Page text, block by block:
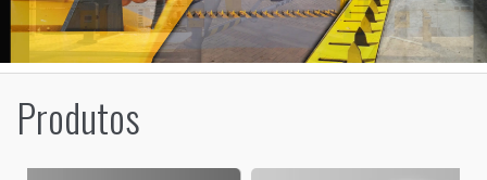
Produtos